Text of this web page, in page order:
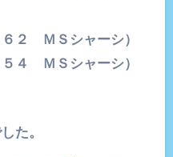
２ ＭＳシャーシ）
４ ＭＳシャーシ）
た。